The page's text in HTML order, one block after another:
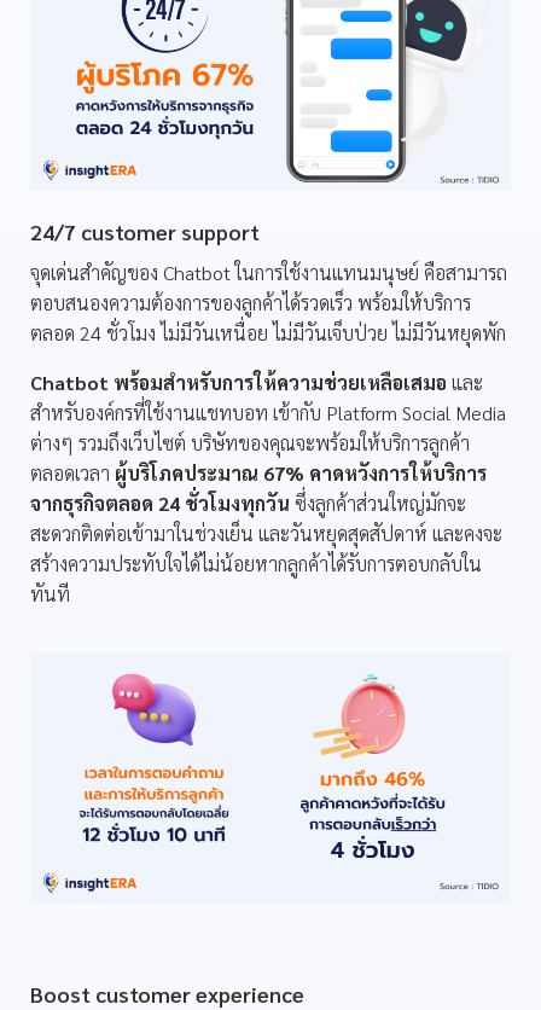
24/7 customer support
จุดเด่นสำคัญของ Chatbot ในการใช้งานแทนมนุษย์ คือสามารถ
ตอบสนองความต้องการของลูกค้าได้รวดเร็ว พร้อมให้บริการ
ตลอด 24 ชั่วโมง ไม่มีวันเหนื่อย ไม่มีวันเจ็บป่วย ไม่มีวันหยุดพัก
Chatbot พร้อมสำหรับการให้ความช่วยเหลือเสมอ และ
สำหรับองค์กรที่ใช้งานแชทบอท เข้ากับ Platform Social Media
ต่างๆ รวมถึงเว็บไซต์ บริษัทของคุณจะพร้อมให้บริการลูกค้า
ตลอดเวลา ผู้บริโภคประมาณ 67% คาดหวังการให้บริการ
จากธุรกิจตลอด 24 ชั่วโมงทุกวัน ซึ่งลูกค้าส่วนใหญ่มักจะ
สะดวกติดต่อเข้ามาในช่วงเย็น และวันหยุดสุดสัปดาห์ และคงจะ
สร้างความประทับใจได้ไม่น้อยหากลูกค้าได้รับการตอบกลับใน
ทันที
Boost customer experience